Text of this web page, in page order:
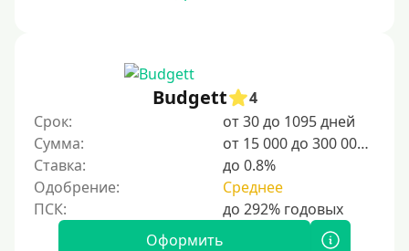
Несовершеннолетним
Студентам
Для мужчин
Женский займ
Мамам в декрете
Budgett
4
Срок:
от 30 до 1095 дней
Сумма:
от 15 000 до 300 000 ₽
Ставка:
до 0.8%
Одобрение:
Среднее
Оформить